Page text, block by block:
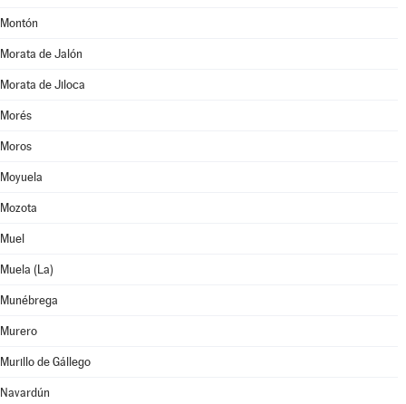
Montón
Morata de Jalón
Morata de Jiloca
Morés
Moros
Moyuela
Mozota
Muel
Muela (La)
Munébrega
Murero
Murillo de Gállego
Navardún